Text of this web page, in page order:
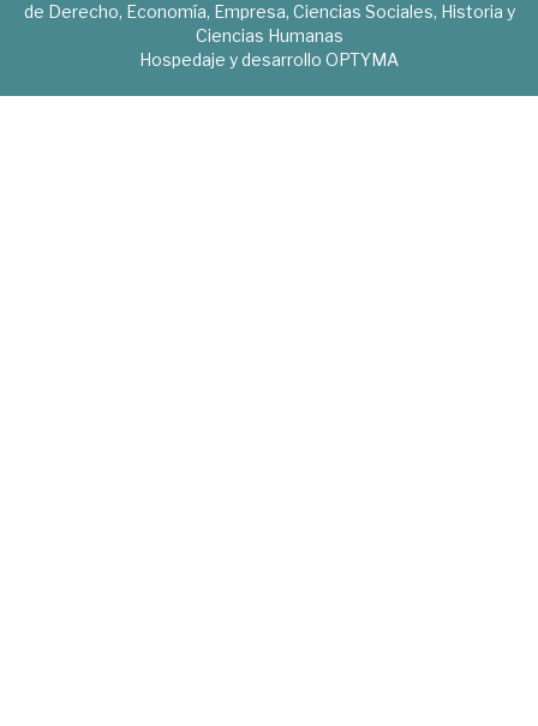
de Derecho, Economía, Empresa, Ciencias Sociales, Historia y
Ciencias Humanas
Hospedaje y desarrollo OPTYMA